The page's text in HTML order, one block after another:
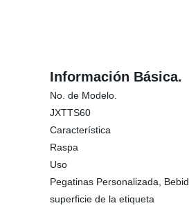
Información Básica.
No. de Modelo.
JXTTS60
Característica
Raspa
Uso
Pegatinas Personalizada,
superficie de la etiqueta